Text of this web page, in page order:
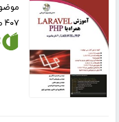
۴۰۷ صفحه